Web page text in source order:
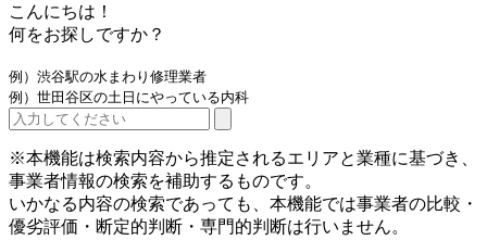
こんにちは！
何をお探しですか？
例）渋谷駅の水まわり修理業者
例）世田谷区の土日にやっている内科
※本機能は検索内容から推定されるエリアと業種に基づき、
事業者情報の検索を補助するものです。
いかなる内容の検索であっても、本機能では事業者の比較・
優劣評価・断定的判断・専門的判断は行いません。